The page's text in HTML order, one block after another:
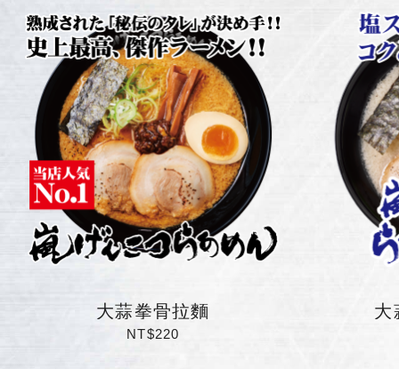
大蒜拳骨拉麵
NT$220
大